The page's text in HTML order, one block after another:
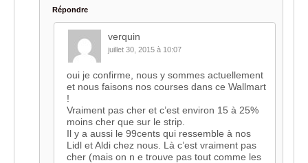
Répondre
verquin
juillet 30, 2015 à 10:07
oui je confirme, nous y sommes actuellement
et nous faisons nos courses dans ce Wallmart
!
Vraiment pas cher et c’est environ 15 à 25%
moins cher que sur le strip.
Il y a aussi le 99cents qui ressemble à nos
Lidl et Aldi chez nous. Là c’est vraiment pas
cher (mais on n e trouve pas tout comme les